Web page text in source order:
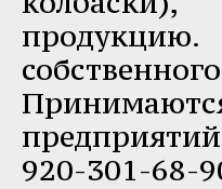
продукцию.
920-301-68-